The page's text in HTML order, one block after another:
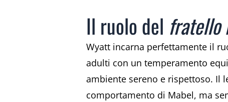
Il ruolo del fratello
Wyatt incarna perfettamente il
adulti con un temperamento
ambiente sereno e rispettoso. Il
comportamento di Mabel, ma